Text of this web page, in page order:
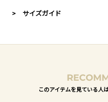
> サイズガイド
このアイテムを見ている人